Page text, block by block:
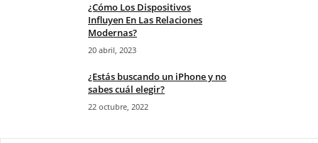
¿Cómo Los Dispositivos
Influyen En Las Relaciones
Modernas?
20 abril, 2023
¿Estás buscando un iPhone y no
sabes cuál elegir?
22 octubre, 2022